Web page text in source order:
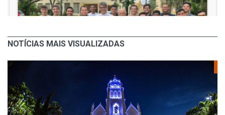
NOTÍCIAS MAIS VISUALIZADAS